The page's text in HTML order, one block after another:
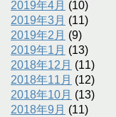
2019年4月 (10)
2019年3月 (11)
2019年2月 (9)
2019年1月 (13)
2018年12月 (11)
2018年11月 (12)
2018年10月 (13)
2018年9月 (11)